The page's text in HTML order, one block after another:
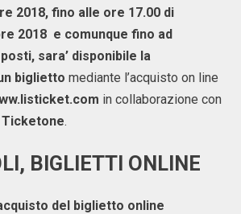
2018, fino alle ore 17.00 di
2018 e comunque fino ad
sara’ disponibile la
biglietto mediante l’acquisto on line
in collaborazione con
Ticketone.
BIGLIETTI ONLINE
del biglietto online